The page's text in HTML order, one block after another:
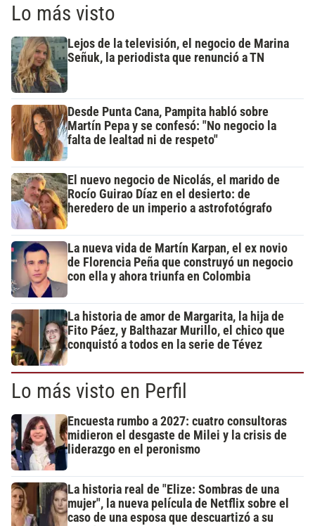
Lo más visto
Lejos de la televisión, el negocio de Marina
Señuk, la periodista que renunció a TN
Desde Punta Cana, Pampita habló sobre
Martín Pepa y se confesó: "No negocio la
falta de lealtad ni de respeto"
El nuevo negocio de Nicolás, el marido de
Rocío Guirao Díaz en el desierto: de
heredero de un imperio a astrofotógrafo
La nueva vida de Martín Karpan, el ex novio
de Florencia Peña que construyó un negocio
con ella y ahora triunfa en Colombia
La historia de amor de Margarita, la hija de
Fito Páez, y Balthazar Murillo, el chico que
conquistó a todos en la serie de Tévez
Lo más visto en Perfil
Encuesta rumbo a 2027: cuatro consultoras
midieron el desgaste de Milei y la crisis de
liderazgo en el peronismo
La historia real de "Elize: Sombras de una
mujer", la nueva película de Netflix sobre el
caso de una esposa que descuartizó a su